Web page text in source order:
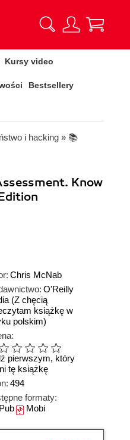
Kursy video
Bestsellery
i hacking » 📚
Know
Chris McNab
O'Reilly
(Z chęcią
książkę w
polskim)
pierwszym, który
tę książkę
494
formaty:
Mobi